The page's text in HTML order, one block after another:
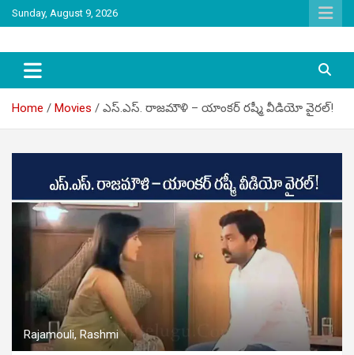
Skip
to
Sunday, August 9, 2026
Tag Telugu
Home Movies ఎస్‌.ఎస్‌. రాజమౌళి – యాంకర్ రష్మీ వీడియో వైరల్!
Rajamouli, Rashmi